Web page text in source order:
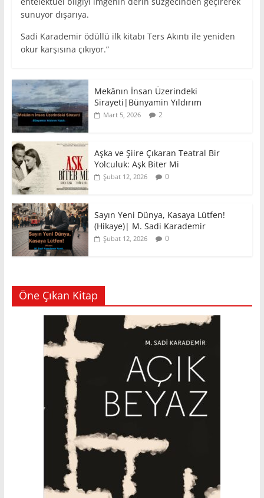
sunuyor dışarıya.
Sadi Karademir ödüllü ilk kitabı Ters Akıntı ile yeniden
okur karşısına çıkıyor.”
Mekânın İnsan Üzerindeki
Sirayeti|Bünyamin Yıldırım
Mart 5, 2026 2
Aşka ve Şiire Çıkaran Teatral Bir
Yolculuk: Aşk Biter Mi
Şubat 12, 2026 0
Sayın Yeni Dünya, Kasaya Lütfen!
(Hikaye)| M. Sadi Karademir
Şubat 12, 2026 0
Öne Çıkan Kitap